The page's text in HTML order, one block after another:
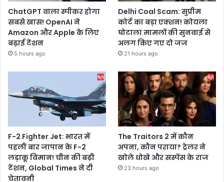
ChatGPT वाला स्पीकर होगा
सबसे खास! OpenAI ने
Amazon और Apple के लिए
बढ़ाई टेंशन
5 hours ago
Delhi Coal Scam: सुप्रीम
कोर्ट का बड़ा एक्शन! कोयला
घोटाला मामलों की सुनवाई से
अलग किए गए दो जज
21 hours ago
F-2 Fighter Jet: भारत में
पहली बार जापान के F-2
लड़ाकू विमान! चीन की बढ़ी
टेंशन, Global Times ने दी
चेतावनी
The Traitors 2 में कौन
अपना, कौन पराया? ट्रेलर ने
खोले धोखे और सस्पेंस के राज
23 hours ago